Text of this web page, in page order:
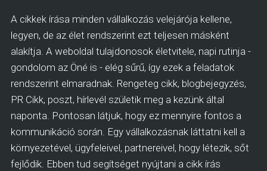
A cikkek írása minden vállalkozás velejárója kellene,
legyen, de az élet rendszerint ezt teljesen másként
alakítja. A weboldal tulajdonosok életvitele, napi rutinja -
gondolom az Öné is - elég sűrű, így ezek a feladatok
rendszerint elmaradnak. Rengeteg cikk, blogbejegyzés,
PR Cikk, poszt, hírlevél születik meg a kezünk által
naponta. Pontosan látjuk, hogy ez mennyire fontos a
kommunikáció során. Egy vállalkozásnak láttatni kell a
környezetével, ügyfeleivel, partnereivel, hogy létezik, sőt
fejlődik. Ebben tud segítséget nyújtani a cikk írás